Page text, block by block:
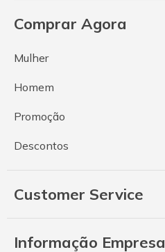
Comprar Agora
Mulher
Homem
Promoção
Descontos
Customer Service
Informação Empresa